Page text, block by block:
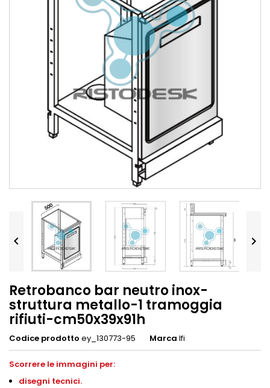
 
Retrobanco bar neutro inox-
struttura metallo-1 tramoggia
rifiuti-cm50x39x91h
Codice prodotto ey_130773-95 Marca Ifi
Scorrere le immagini per:
disegni tecnici.